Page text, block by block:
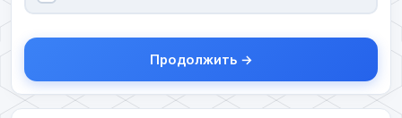
Продолжить →